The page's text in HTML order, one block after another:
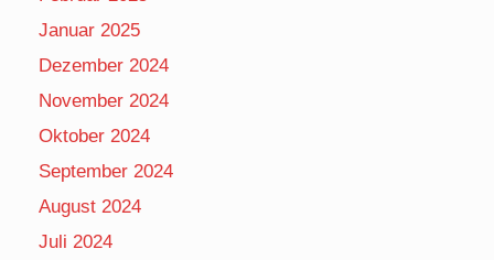
Januar 2025
Dezember 2024
November 2024
Oktober 2024
September 2024
August 2024
Juli 2024